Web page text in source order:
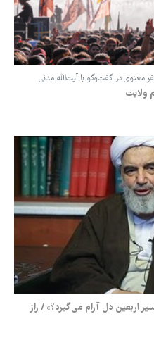
معنوی در گفت‌وگو با آیت‌الله مدنی
ولایت
اربعین دل آرام می‌گیرد؟» / راز